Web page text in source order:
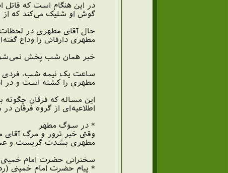
در این هنگام است که قاتل
گوش او شلیک می‌کند که از
حال آقای مطهری در لحظات
مطهری دارفانی را وداع
خبر همان شب پخش نمی‌شود
ساعت یک نیمه شب، فردی با
مطهری را کشته است و در
این مساله که فرقان
اطلاعیه‌ای از گروه
* در سوگ مطهر
وقتی خبر ترور و مرگ
مطهری بشدت گریست و
سخنرانی حضرت امام
* پیام حضرت امام خمینی